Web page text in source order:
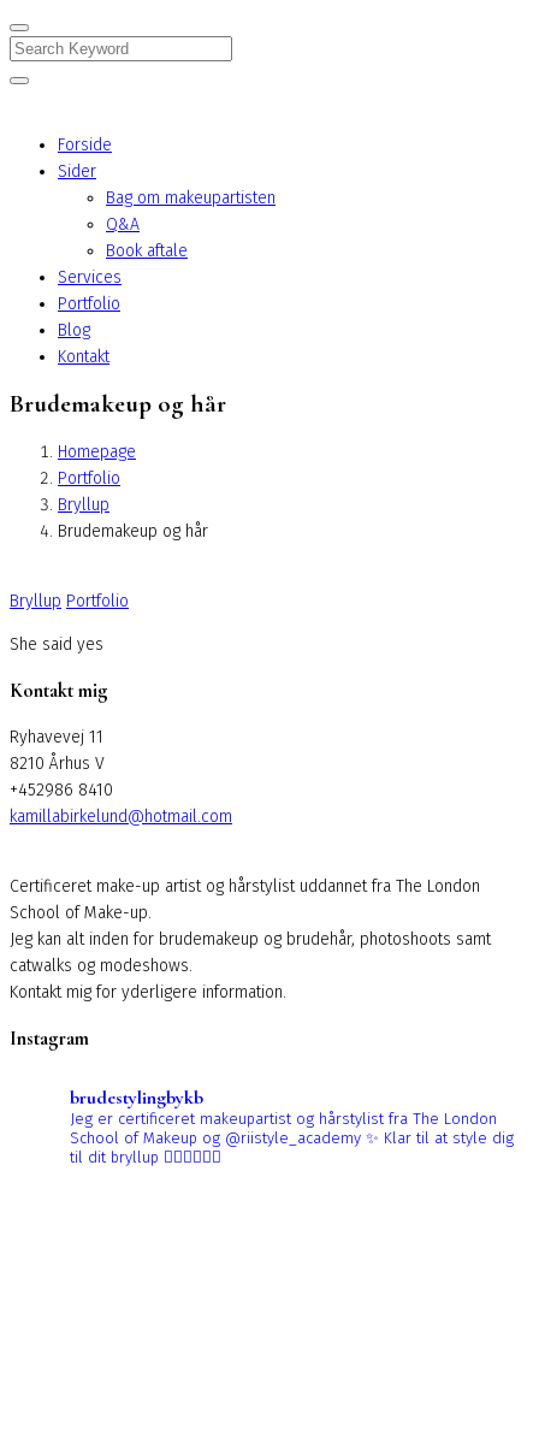
Search
Forside
Sider
Bag om makeupartisten
Q&A
Book aftale
Services
Portfolio
Blog
Kontakt
Brudemakeup og hår
Homepage
Portfolio
Bryllup
Brudemakeup og hår
Bryllup Portfolio
She said yes
Kontakt mig
Ryhavevej 11
8210 Århus V
+452986 8410
kamillabirkelund@hotmail.com
Certificeret make-up artist og hårstylist uddannet fra The London
School of Make-up.
Jeg kan alt inden for brudemakeup og brudehår, photoshoots samt
catwalks og modeshows.
Kontakt mig for yderligere information.
Instagram
brudestylingbykb
Jeg er certificeret makeupartist og hårstylist fra The London
School of Makeup og @riistyle_academy ✨ Klar til at style dig
til dit bryllup 👰🏼‍♀️👰🏻‍♀️